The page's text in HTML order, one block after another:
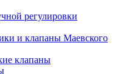
регулировки
и клапаны Маевского
клапаны